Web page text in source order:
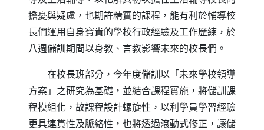
擔憂與疑慮，也期許精實的課程，能有利於輔導校
長們運用自身寶貴的學校行政經驗及工作歷練，於
八週儲訓期間以身教、言教影響未來的校長們。
在校長班部分，今年度儲訓以「未來學校領導
方案」之研究為基礎，並結合課程實施，將儲訓課
程模組化，故課程設計螺旋性，以利學員學習經驗
更具連貫性及脈絡性，也將透過滾動式修正，讓儲